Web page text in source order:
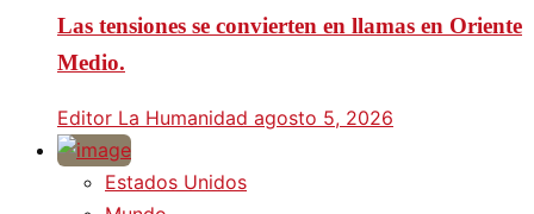
Las tensiones se convierten en llamas en Oriente
Medio.
Editor La Humanidad agosto 5, 2026
Estados Unidos